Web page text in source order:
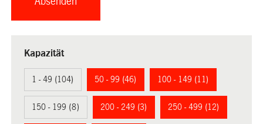
Kapazität
1 - 49 (104) 50 - 99 (46) 100 - 149 (11)
150 - 199 (8) 200 - 249 (3) 250 - 499 (12)